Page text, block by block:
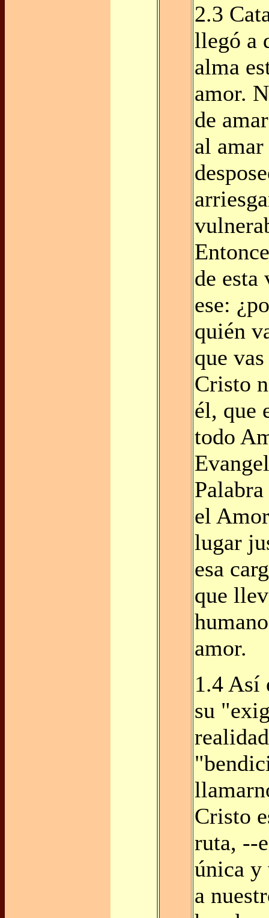
2.3
llegó a
alma
amor.
de
al amar
de esta
ese:
quién
que
Cristo
él, que
todo
el
lugar
esa
que
amor.
1.4 Así
su
Cristo
ruta, --
única y
a